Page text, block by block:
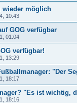
wieder möglich
10:43
GOG verfügbar
01:04
verfügbar!
13:29
"Der
18:17
"Es ist wichtig,
18:16